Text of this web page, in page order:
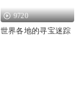
9720
世界各地的寻宝迷踪